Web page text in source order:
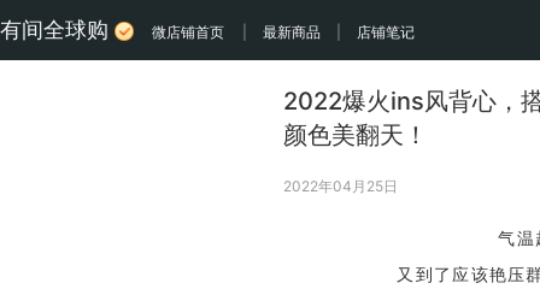
有间全球购 微店铺首页 最新商品 店铺笔记
2022爆火ins风背心，
颜色美翻天！
2022年04月25日
气温
又到了应该艳压